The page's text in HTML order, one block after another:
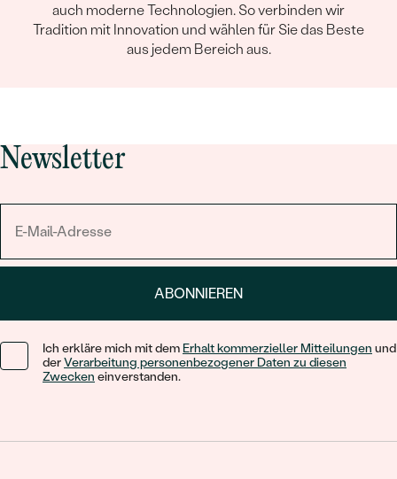
auch moderne Technologien. So verbinden wir
Tradition mit Innovation und wählen für Sie das Beste
aus jedem Bereich aus.
Newsletter
ABONNIEREN
Ich erkläre mich mit dem Erhalt kommerzieller Mitteilungen und
derVerarbeitung personenbezogener Daten zu diesen
Zwecken einverstanden.